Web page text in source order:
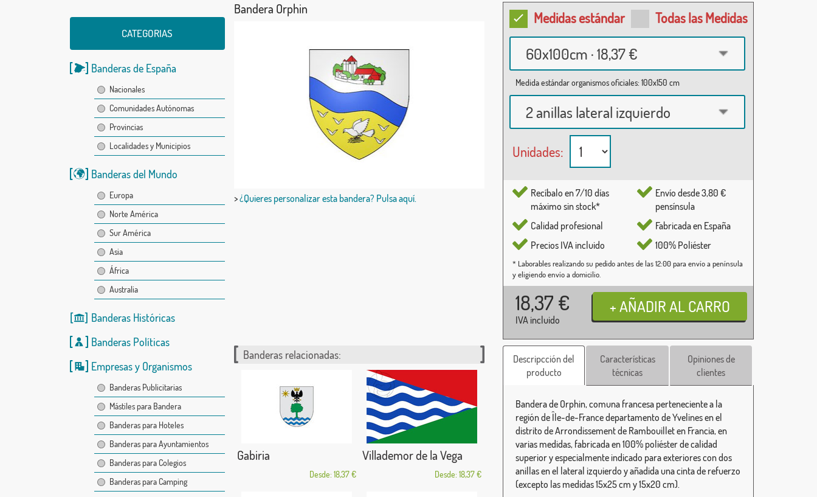
CATEGORIAS
Banderas de España
Nacionales
Comunidades Autónomas
Provincias
Localidades y Municipios
Banderas del Mundo
Europa
Norte América
Sur América
Asia
África
Australia
Banderas Históricas
Banderas Políticas
Empresas y Organismos
Banderas Publicitarias
Mástiles para Bandera
Banderas para Hoteles
Banderas para Ayuntamientos
Banderas para Colegios
Banderas para Camping
Bandera Orphin
>¿Quieres personalizar esta bandera? Pulsa aquí.
Medidas estándar Todas las Medidas
60x100cm · 18,37 €
Medida estándar organismos oficiales: 100x150 cm
2 anillas lateral izquierdo
Unidades:
Recíbalo en 7/10 días
máximo sin stock*
Calidad profesional
Precios IVA incluido
Envío desde 3,80 €
pensínsula
Fabricada en España
100% Poliéster
* Laborables realizando su pedido antes de las 12:00 para envío a península
y eligiendo envío a domicilio.
18,37 €
IVA incluido
Banderas relacionadas:
Gabiria
Desde: 18,37 €
Villademor de la Vega
Desde: 18,37 €
Descripcción del
producto
Características
técnicas
Opiniones de
clientes
Bandera de Orphin, comuna francesa perteneciente a la
región de Île-de-France departamento de Yvelines en el
distrito de Arrondissement de Rambouillet en Francia, en
varias medidas, fabricada en 100% poliéster de calidad
superior y especialmente indicado para exteriores con dos
anillas en el lateral izquierdo y añadida una cinta de refuerzo
(excepto las medidas 15x25 cm y 15x20 cm).